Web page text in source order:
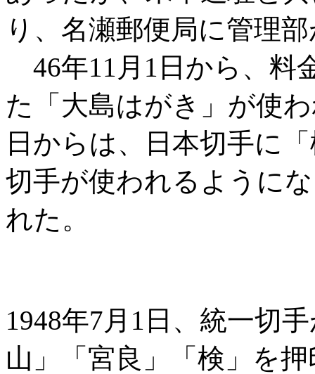
り、名瀬郵便局に管理
46年11月1日から、料
た「大島はがき」が使
日からは、日本切手に
切手が使われるように
れた。
1948年7月1日、統一切
山」「宮良」「検」を